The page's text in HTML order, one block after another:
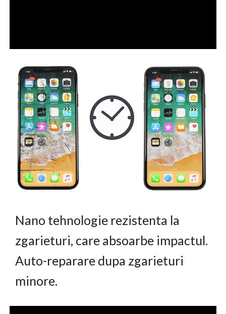
Nano tehnologie rezistenta la
zgarieturi, care absoarbe impactul.
Auto-reparare dupa zgarieturi
minore.